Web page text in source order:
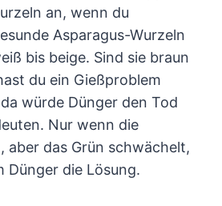
an, wenn du
Asparagus-Wurzeln
bis beige. Sind sie braun
du ein Gießproblem
würde Dünger den Tod
Nur wenn die
aber das Grün schwächelt,
Dünger die Lösung.